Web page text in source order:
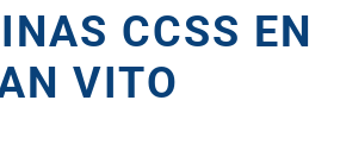
CCSS EN
VITO